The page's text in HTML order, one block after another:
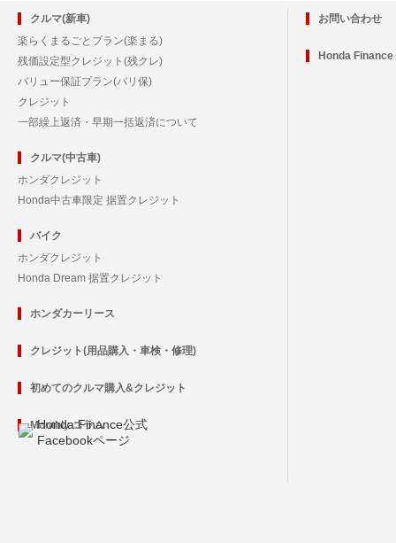
クルマ(新車)
楽らくまるごとプラン(楽まる)
残価設定型クレジット(残クレ)
バリュー保証プラン(バリ保)
クレジット
一部繰上返済・早期一括返済について
クルマ(中古車)
ホンダクレジット
Honda中古車限定 据置クレジット
バイク
ホンダクレジット
Honda Dream 据置クレジット
ホンダカーリース
クレジット(用品購入・車検・修理)
初めてのクルマ購入&クレジット
Monthly コラム
お問い合わせ
Honda Finance
Honda Finance公式
Facebookページ